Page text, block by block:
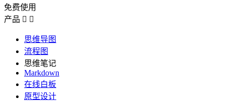
免费使用
产品  
思维导图
流程图
思维笔记
Markdown
在线白板
原型设计